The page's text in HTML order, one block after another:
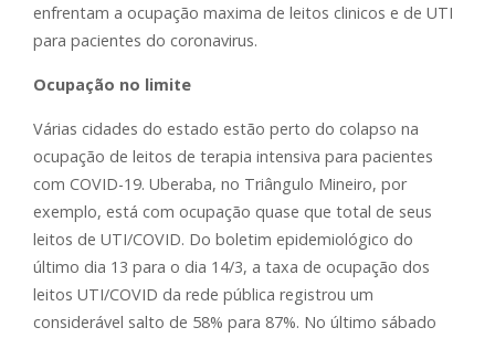
enfrentam a ocupação maxima de leitos clinicos e de UTI
para pacientes do coronavirus.
Ocupação no limite
Várias cidades do estado estão perto do colapso na
ocupação de leitos de terapia intensiva para pacientes
com COVID-19. Uberaba, no Triângulo Mineiro, por
exemplo, está com ocupação quase que total de seus
leitos de UTI/COVID. Do boletim epidemiológico do
último dia 13 para o dia 14/3, a taxa de ocupação dos
leitos UTI/COVID da rede pública registrou um
considerável salto de 58% para 87%. No último sábado